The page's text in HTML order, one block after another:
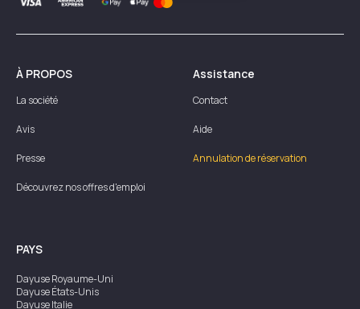
À PROPOS
La société
Avis
Presse
Découvrez nos offres d'emploi
Assistance
Contact
Aide
Annulation de réservation
PAYS
DayuseRoyaume-Uni
DayuseÉtats-Unis
DayuseItalie